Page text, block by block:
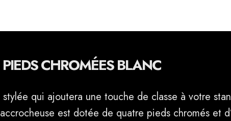
CHROMÉES BLANC
qui ajoutera une touche de classe à votre
est dotée de quatre pieds chromés et